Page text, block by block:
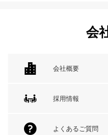
会
会社概要
採用情報
よくあるご質問